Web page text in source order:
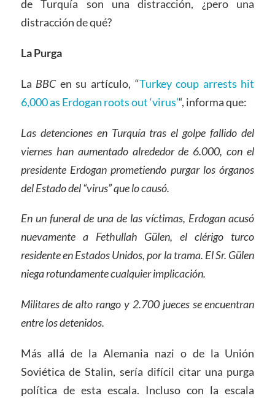
de Turquía son una distracción, ¿pero una
distracción de qué?
La Purga
La BBC en su artículo, “Turkey coup arrests hit
6,000 as Erdogan roots out ‘virus’“, informa que:
Las detenciones en Turquía tras el golpe fallido del
viernes han aumentado alrededor de 6.000, con el
presidente Erdogan prometiendo purgar los órganos
del Estado del “virus” que lo causó.
En un funeral de una de las víctimas, Erdogan acusó
nuevamente a Fethullah Gülen, el clérigo turco
residente en Estados Unidos, por la trama. El Sr. Gülen
niega rotundamente cualquier implicación.
Militares de alto rango y 2.700 jueces se encuentran
entre los detenidos.
Más allá de la Alemania nazi o de la Unión
Soviética de Stalin, sería difícil citar una purga
política de esta escala. Incluso con la escala